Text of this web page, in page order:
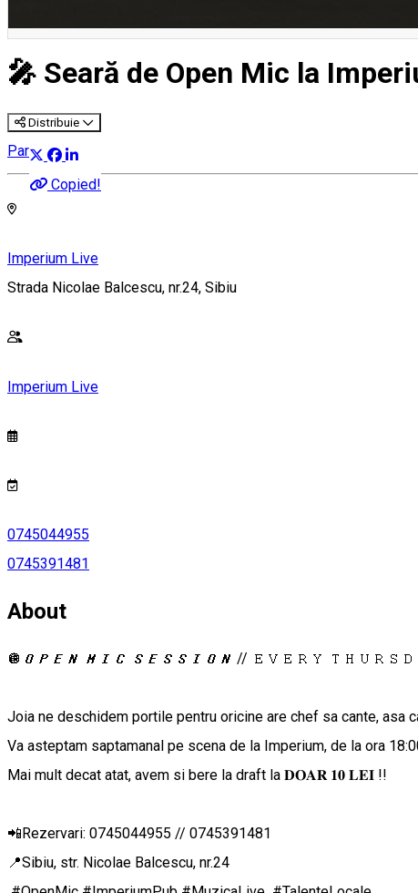
🎤 Seară de Open Mic la
Distribuie
Copied!
Party
Imperium Live
Strada Nicolae Balcescu, nr.24, Sibiu
Imperium Live
0745044955
0745391481
About
🪩𝙊𝙋𝙀𝙉 𝙈𝙄𝘾 𝙎𝙀𝙎𝙎𝙄𝙊𝙉 // 𝙴𝚅𝙴𝚁𝚈
Joia ne deschidem portile pentru oricine are chef sa cante, asa
Va asteptam saptamanal pe scena de la Imperium, de la ora
Mai mult decat atat, avem si bere la draft la 𝐃𝐎𝐀𝐑 𝟏𝟎 𝐋𝐄𝐈 !!
📲Rezervari: 0745044955 // 0745391481
📍Sibiu, str. Nicolae Balcescu, nr.24